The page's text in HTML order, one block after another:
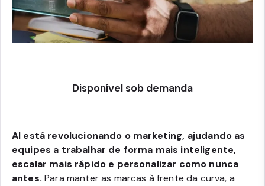
Disponível sob demanda
AI está revolucionando o marketing, ajudando as
equipes a trabalhar de forma mais inteligente,
escalar mais rápido e personalizar como nunca
antes. Para manter as marcas à frente da curva, a